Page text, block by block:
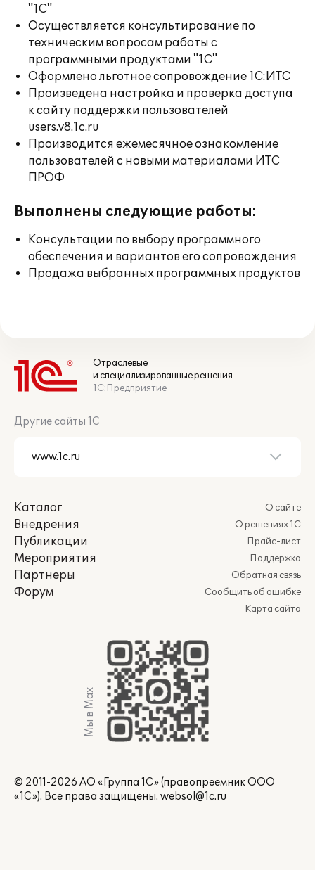
"1С"
Осуществляется консультирование по
техническим вопросам работы с
программными продуктами "1С"
Оформлено льготное сопровождение 1С:ИТС
Произведена настройка и проверка доступа
к сайту поддержки пользователей
users.v8.1c.ru
Производится ежемесячное ознакомление
пользователей с новыми материалами ИТС
ПРОФ
Выполнены следующие работы:
Консультации по выбору программного
обеспечения и вариантов его сопровождения
Продажа выбранных программных продуктов
Отраслевые
и специализированные решения
1С:Предприятие
Другие сайты 1С
Каталог
Внедрения
Публикации
Мероприятия
Партнеры
Форум
О сайте
О решениях 1С
Прайс-лист
Поддержка
Обратная связь
Сообщить об ошибке
Карта сайта
Мы в Max
© 2011-2026 АО «Группа 1С» (правопреемник ООО
«1С»). Все права защищены. websol@1c.ru